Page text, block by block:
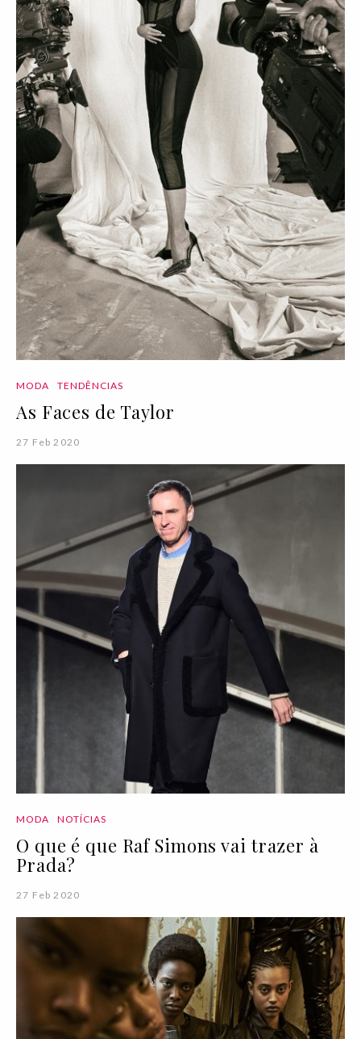
MODA TENDÊNCIAS
As Faces de Taylor
27 Feb 2020
MODA NOTÍCIAS
O que é que Raf Simons vai trazer à
Prada?
27 Feb 2020